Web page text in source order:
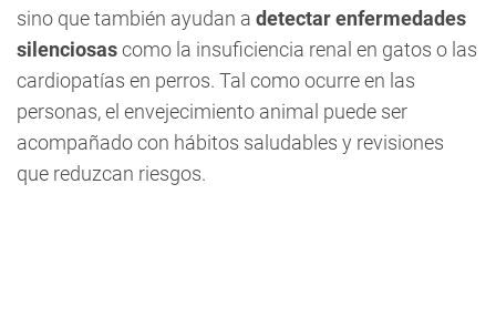
sino que también ayudan a detectar enfermedades
silenciosascomo la insuficiencia renal en gatos o las
cardiopatías en perros. Tal como ocurre en las
personas, el envejecimiento animal puede ser
acompañado con hábitos saludables y revisiones
que reduzcan riesgos.